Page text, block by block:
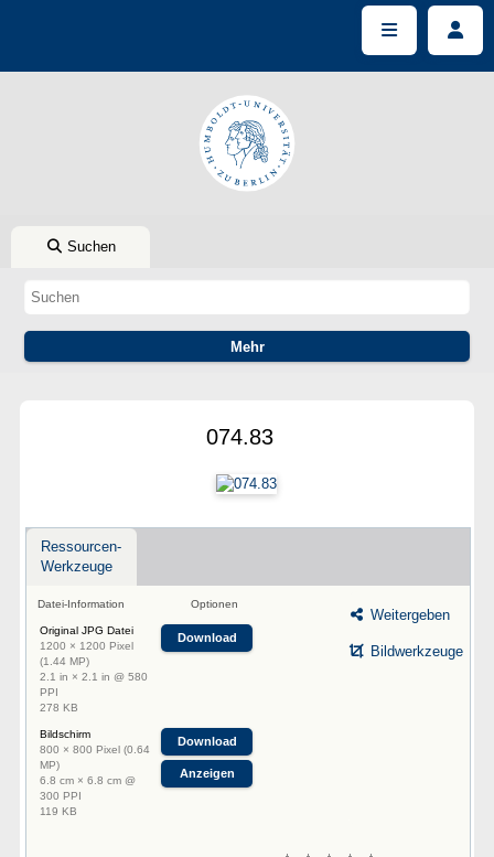
Suchen
074.83
Ressourcen-
Werkzeuge
Datei-Information Optionen
Original JPG Datei
1200 × 1200 Pixel
(1.44 MP)
2.1 in × 2.1 in @ 580
PPI
278 KB
Download
Bildschirm
800 × 800 Pixel (0.64
MP)
6.8 cm × 6.8 cm @
300 PPI
119 KB
Download
Anzeigen
Weitergeben
Bildwerkzeuge